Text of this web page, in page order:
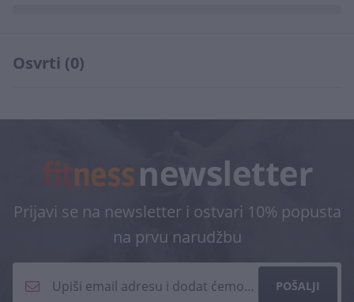
Osvrti (0)
Prijavi se na newsletter i ostvari 10% popusta
na prvu narudžbu
POŠALJI